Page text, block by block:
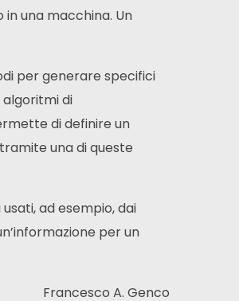
una macchina. Un
per generare specifici
algoritmi di
di definire un
una di queste
ad esempio, dai
per un
Francesco A. Genco